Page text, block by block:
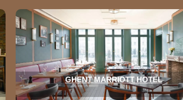
GHENT MARRIOTT HOTEL